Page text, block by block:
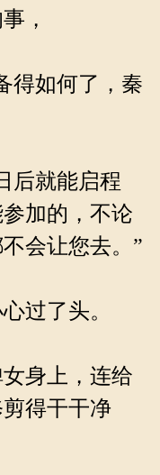
，
得如何了，秦
后就能启程
加的，不论
会让您去。”
过了头。
身上，连给
得干干净